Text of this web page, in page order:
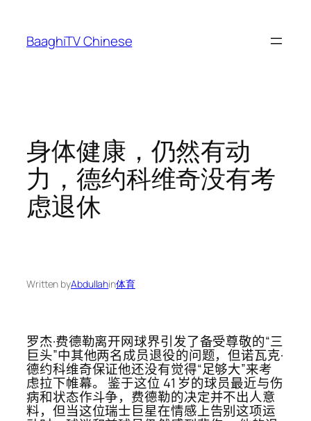
content
BaaghiTV Chinese
身体健康，仍然有动
力，德约科维奇没有考
虑退休
Written byAbdullahin体育
罗杰·费德勒离开网球界引发了备受尊敬的“三
巨头”中其他两名成员退役的问题，但诺瓦克·
德约科维奇保证他还没有觉得“足够大”来考
虑拉下帷幕。 鉴于这位 41 岁的球员最近与伤
病和状态作斗争，费德勒的决定并不出人意
料，但当这位瑞士巨星在情感上告别这项运